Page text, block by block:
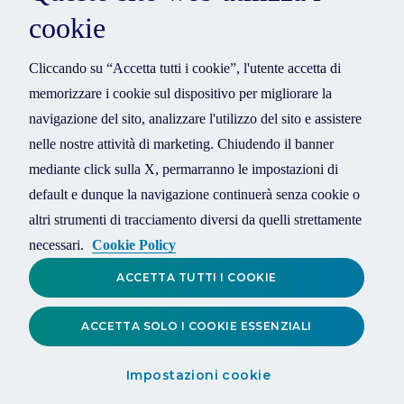
cookie
Cliccando su “Accetta tutti i cookie”, l'utente accetta di
memorizzare i cookie sul dispositivo per migliorare la
navigazione del sito, analizzare l'utilizzo del sito e assistere
nelle nostre attività di marketing. Chiudendo il banner
mediante click sulla X, permarranno le impostazioni di
default e dunque la navigazione continuerà senza cookie o
altri strumenti di tracciamento diversi da quelli strettamente
necessari. Cookie Policy
Impostazioni cookie
ACCETTA SOLO I COOKIE ESSENZIALI
ACCETTA TUTTI I COOKIE